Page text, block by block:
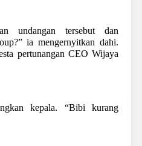
undangan tersebut dan
ia mengernyitkan dahi.
pertunangan CEO Wijaya
kepala. “Bibi kurang